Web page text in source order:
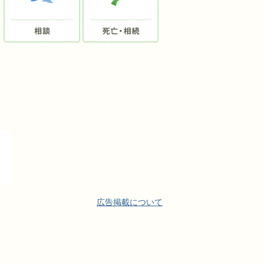
広告掲載について